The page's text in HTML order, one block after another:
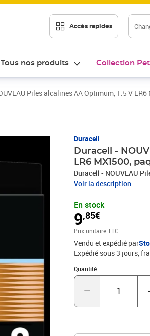
Accès rapides
Tous nos produits Collection
Piles alcalines AA Optimum, 1.5 V
Duracell
Duracell -
LR6 MX1500,
Duracell - NOUVEAU
Voir la description
En stock
9,85€
Prix 9,85€
Prix unitaire TTC
Vendu et expédié par
Expédié sous 3 jours,
Quantité
Quantité : 1